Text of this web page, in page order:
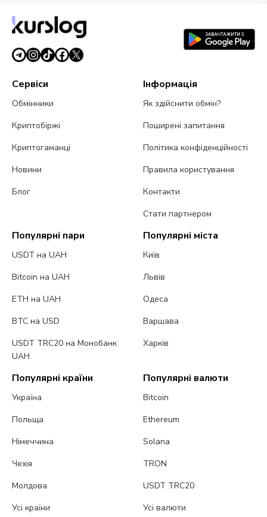
Сервіси
Обмінники
Криптобіржі
Криптогаманці
Новини
Блог
Інформація
Як здійснити обмін?
Поширені запитання
Політика конфіденційності
Правила користування
Контакти
Стати партнером
Популярні пари
USDT на UAH
Bitcoin на UAH
ETH на UAH
BTC на USD
USDT TRC20 на Монобанк
UAH
Популярні міста
Київ
Львів
Одеса
Варшава
Харків
Популярні країни
Україна
Польща
Німеччина
Чехія
Молдова
Усі країни
Популярні валюти
Bitcoin
Ethereum
Solana
TRON
USDT TRC20
Усі валюти